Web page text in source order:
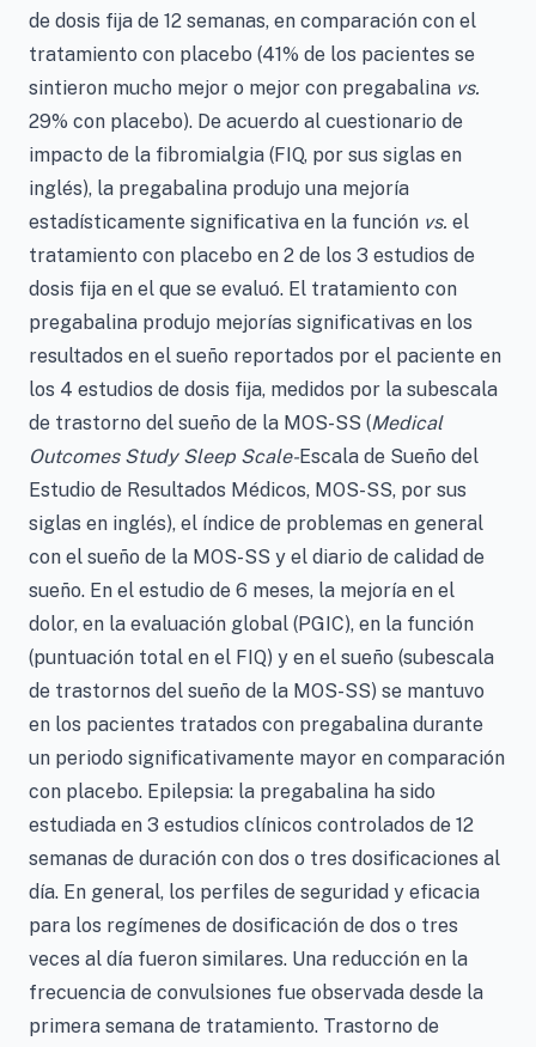
de dosis fija de 12 semanas, en comparación con el
tratamiento con placebo (41% de los pacientes se
sintieron mucho mejor o mejor con pregabalina vs.
29% con placebo). De acuerdo al cuestionario de
impacto de la fibromialgia (FIQ, por sus siglas en
inglés), la pregabalina produjo una mejoría
estadísticamente significativa en la función vs. el
tratamiento con placebo en 2 de los 3 estudios de
dosis fija en el que se evaluó. El tratamiento con
pregabalina produjo mejorías significativas en los
resultados en el sueño reportados por el paciente en
los 4 estudios de dosis fija, medidos por la subescala
de trastorno del sueño de la MOS-SS (Medical
Outcomes Study Sleep Scale-Escala de Sueño del
Estudio de Resultados Médicos, MOS-SS, por sus
siglas en inglés), el índice de problemas en general
con el sueño de la MOS-SS y el diario de calidad de
sueño. En el estudio de 6 meses, la mejoría en el
dolor, en la evaluación global (PGIC), en la función
(puntuación total en el FIQ) y en el sueño (subescala
de trastornos del sueño de la MOS-SS) se mantuvo
en los pacientes tratados con pregabalina durante
un periodo significativamente mayor en comparación
con placebo. Epilepsia: la pregabalina ha sido
estudiada en 3 estudios clínicos controlados de 12
semanas de duración con dos o tres dosificaciones al
día. En general, los perfiles de seguridad y eficacia
para los regímenes de dosificación de dos o tres
veces al día fueron similares. Una reducción en la
frecuencia de convulsiones fue observada desde la
primera semana de tratamiento. Trastorno de